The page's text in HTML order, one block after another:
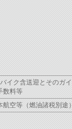
イク含送迎とそのガ
数料等
航空等（燃油諸税別途